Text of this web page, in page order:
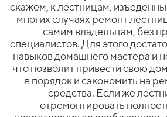
скажем, к лестницам,
многих случаях ремонт
самим владельцам, без
специалистов. Для этого
навыков домашнего мастера и
что позволит привести свою
в порядок и сэкономить на
средства. Если же
отремонтировать